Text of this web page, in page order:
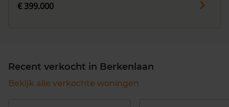
€ 399.000
Recent verkocht in Berkenlaan
Bekijk alle verkochte woningen